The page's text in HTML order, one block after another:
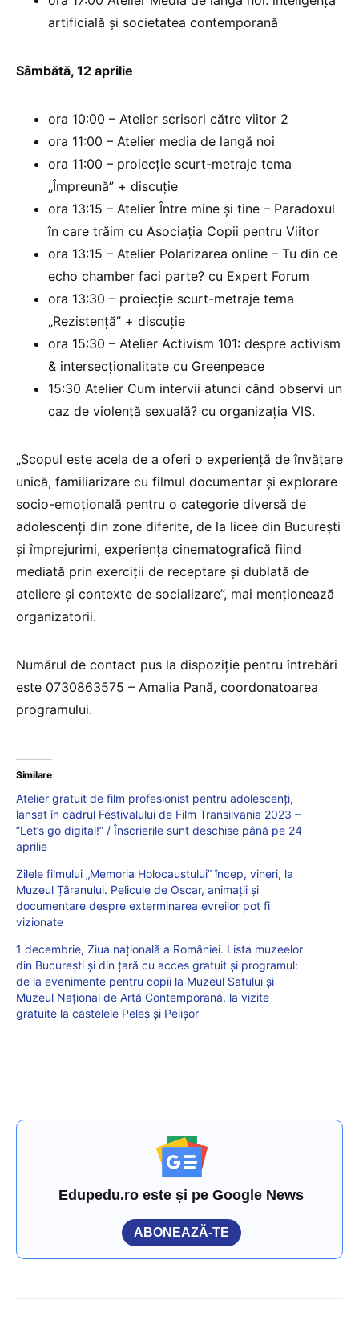
artificială și societatea contemporană
Sâmbătă, 12 aprilie
ora 10:00 – Atelier scrisori către viitor 2
ora 11:00 – Atelier media de langă noi
ora 11:00 – proiecție scurt-metraje tema
„Împreună” + discuție
ora 13:15 – Atelier Între mine și tine – Paradoxul
în care trăim cu Asociația Copii pentru Viitor
ora 13:15 – Atelier Polarizarea online – Tu din ce
echo chamber faci parte? cu Expert Forum
ora 13:30 – proiecție scurt-metraje tema
„Rezistență” + discuție
ora 15:30 – Atelier Activism 101: despre activism
& intersecționalitate cu Greenpeace
15:30 Atelier Cum intervii atunci când observi un
caz de violență sexuală? cu organizația VIS.
„Scopul este acela de a oferi o experiență de învățare
unică, familiarizare cu filmul documentar și explorare
socio-emoțională pentru o categorie diversă de
adolescenți din zone diferite, de la licee din București
și împrejurimi, experiența cinematografică fiind
mediată prin exerciții de receptare și dublată de
ateliere și contexte de socializare”, mai menționează
organizatorii.
Numărul de contact pus la dispoziție pentru întrebări
este 0730863575 – Amalia Pană, coordonatoarea
programului.
Similare
Atelier gratuit de film profesionist pentru adolescenți,
lansat în cadrul Festivalului de Film Transilvania 2023 –
”Let’s go digital!” / Înscrierile sunt deschise până pe 24
aprilie
Zilele filmului „Memoria Holocaustului” încep, vineri, la
Muzeul Țăranului. Pelicule de Oscar, animații și
documentare despre exterminarea evreilor pot fi
vizionate
1 decembrie, Ziua națională a României. Lista muzeelor
din București și din țară cu acces gratuit și programul:
de la evenimente pentru copii la Muzeul Satului și
Muzeul Național de Artă Contemporană, la vizite
gratuite la castelele Peleș și Pelișor
Edupedu.ro este și pe Google News
ABONEAZĂ-TE